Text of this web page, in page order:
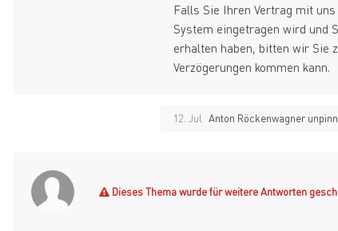
Falls Sie Ihren Vertrag mit
System eingetragen wird und
erhalten haben, bitten wir Sie
Verzögerungen kommen kann.
12. Jul Anton Röckenwagner
Dieses Thema wurde für weitere Antworten